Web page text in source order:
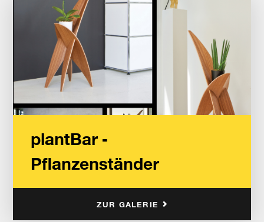
plantBar -
Pflanzenständer
ZUR GALERIE